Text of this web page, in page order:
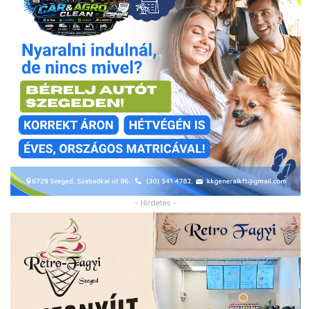
- Hirdetés -